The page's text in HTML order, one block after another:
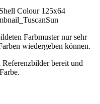
Farbmuster nur sehr
wiedergeben können.
bereit und